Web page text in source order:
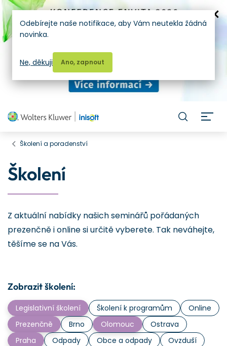
Školení a poradenství
Školení
Z aktuální nabídky našich seminářů pořádaných
prezenčně i online si určitě vyberete. Tak neváhejte,
těšíme se na Vás.
Zobrazit školení:
Legislativní školení Školení k programům
Online
Prezenčně
Brno Olomouc
Ostrava
Praha
Odpady Obce a odpady
Ovzduší
Odebírejte naše notifikace, aby Vám neutekla žádná
novinka.
Ano, zapnout
Ne, děkuji